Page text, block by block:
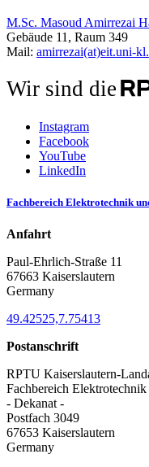
M.Sc. Masoud Amirrezai
Gebäude 11, Raum 349
Mail: amirrezai(at)eit.uni-
Wir sind die
Instagram
Facebook
YouTube
LinkedIn
Fachbereich Elektrotechnik
Anfahrt
Paul-Ehrlich-Straße 11
67663 Kaiserslautern
Germany
49.42525,7.75413
Postanschrift
RPTU Kaiserslautern-
Fachbereich
- Dekanat -
Postfach 3049
67653 Kaiserslautern
Germany